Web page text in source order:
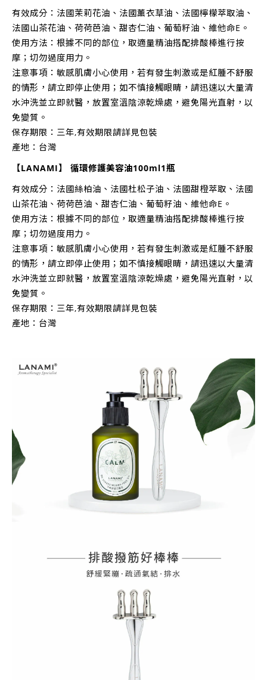
有效成分：法國茉莉花油、法國薰衣草油、法國檸檬萃取油、
法國山茶花油、荷荷芭油、甜杏仁油、葡萄籽油、維他命E。
使用方法：根據不同的部位，取適量精油搭配排酸棒進行按
摩；切勿過度用力。
注意事項：敏感肌膚小心使用，若有發生刺激或是紅腫不舒服
的情形，請立即停止使用；如不慎接觸眼睛，請迅速以大量清
水沖洗並立即就醫，放置室溫陰涼乾燥處，避免陽光直射，以
免變質。
保存期限：三年,有效期限請詳見包裝
產地：台灣
【LANAMI】 循環修護美容油100ml1瓶
有效成分：法國絲柏油、法國杜松子油、法國甜橙萃取、法國
山茶花油、荷荷芭油、甜杏仁油、葡萄籽油、維他命E。
使用方法：根據不同的部位，取適量精油搭配排酸棒進行按
摩；切勿過度用力。
注意事項：敏感肌膚小心使用，若有發生刺激或是紅腫不舒服
的情形，請立即停止使用；如不慎接觸眼睛，請迅速以大量清
水沖洗並立即就醫，放置室溫陰涼乾燥處，避免陽光直射，以
免變質。
保存期限：三年,有效期限請詳見包裝
產地：台灣